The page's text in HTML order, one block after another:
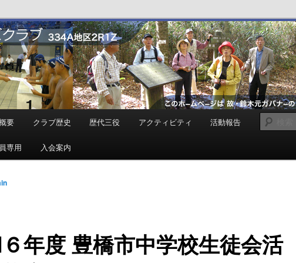
ズクラブ
要 クラブ歴史 歴代三役 アクティビティ 活動報告
専用 入会案内
年度 豊橋市中学校生徒会活